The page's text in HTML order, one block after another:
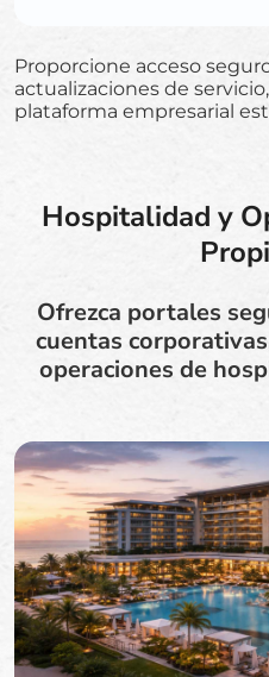
Proporcione acceso
actualizaciones de
plataforma empresarial
Hospitalidad y
Ofrezca portales
cuentas
operaciones de